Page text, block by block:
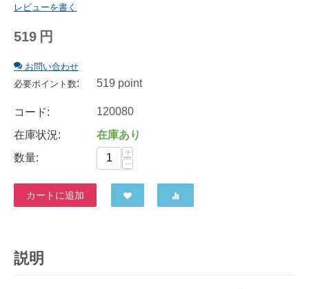
レビューを書く
519 円
お問い合わせ
必要ポイント数: 519 point
コード:
120080
在庫状況:
在庫あり
数量:
+
−
カートに追加
説明